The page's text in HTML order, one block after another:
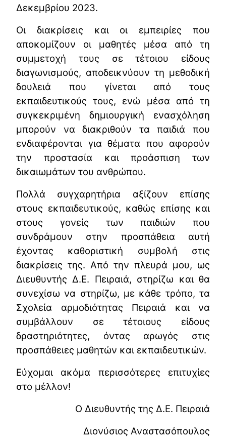
Δεκεμβρίου 2023.
Οι διακρίσεις και οι εμπειρίες που
αποκομίζουν οι μαθητές μέσα από τη
συμμετοχή τους σε τέτοιου είδους
διαγωνισμούς, αποδεικνύουν τη μεθοδική
δουλειά που γίνεται από τους
εκπαιδευτικούς τους, ενώ μέσα από τη
συγκεκριμένη δημιουργική ενασχόληση
μπορούν να διακριθούν τα παιδιά που
ενδιαφέρονται για θέματα που αφορούν
την προστασία και προάσπιση των
δικαιωμάτων του ανθρώπου.
Πολλά συγχαρητήρια αξίζουν επίσης
στους εκπαιδευτικούς, καθώς επίσης και
στους γονείς των παιδιών που
συνδράμουν στην προσπάθεια αυτή
έχοντας καθοριστική συμβολή στις
διακρίσεις της. Από την πλευρά μου, ως
Διευθυντής Δ.Ε. Πειραιά, στηρίζω και θα
συνεχίσω να στηρίζω, με κάθε τρόπο, τα
Σχολεία αρμοδιότητας Πειραιά και να
συμβάλλουν σε τέτοιους είδους
δραστηριότητες, όντας αρωγός στις
προσπάθειες μαθητών και εκπαιδευτικών.
Εύχομαι ακόμα περισσότερες επιτυχίες
στο μέλλον!
Ο Διευθυντής της Δ.Ε. Πειραιά
Διονύσιος Αναστασόπουλος